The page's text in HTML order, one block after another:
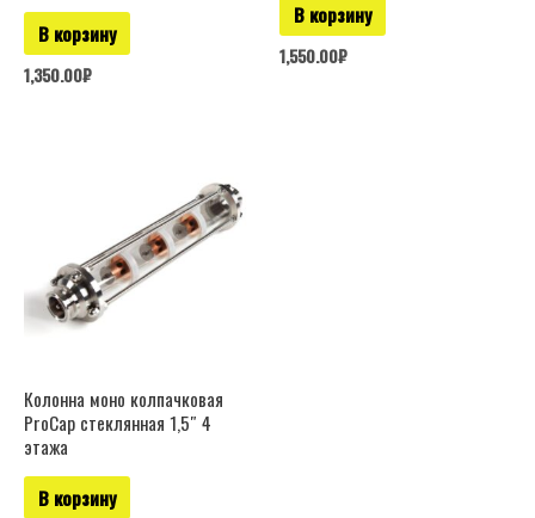
В корзину
1,350.00₽
В корзину
1,550.00₽
Колонна моно колпачковая
ProCap стеклянная 1,5″ 4
этажа
В корзину